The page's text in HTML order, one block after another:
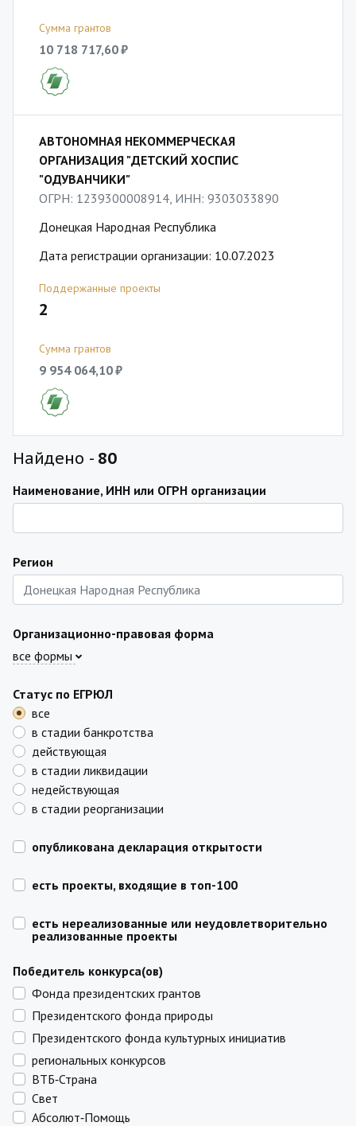
Сумма грантов
10 718 717,60 ₽
АВТОНОМНАЯ НЕКОММЕРЧЕСКАЯ
ОРГАНИЗАЦИЯ "ДЕТСКИЙ ХОСПИС
"ОДУВАНЧИКИ"
ОГРН: 1239300008914, ИНН: 9303033890
Донецкая Народная Республика
Дата регистрации организации: 10.07.2023
Поддержанные проекты
2
Сумма грантов
9 954 064,10 ₽
Найдено - 80
Наименование, ИНН или ОГРН организации
Регион
Организационно-правовая форма
все формы
Статус по ЕГРЮЛ
все
в стадии банкротства
действующая
в стадии ликвидации
недействующая
в стадии реорганизации
опубликована декларация открытости
есть проекты, входящие в топ-100
есть нереализованные или неудовлетворительно
реализованные проекты
Победитель конкурса(ов)
Фонда президентских грантов
Президентского фонда природы
Президентского фонда культурных инициатив
региональных конкурсов
ВТБ‑Страна
Свет
Абсолют‑Помощь